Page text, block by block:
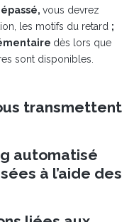
vous devrez
les motifs du retard ;
dès lors que
sont disponibles.
transmettent
automatisé
à l’aide des